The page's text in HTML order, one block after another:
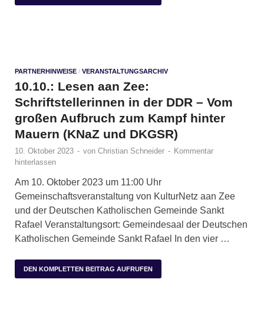
PARTNERHINWEISE / VERANSTALTUNGSARCHIV
10.10.: Lesen aan Zee:
Schriftstellerinnen in der DDR – Vom
großen Aufbruch zum Kampf hinter
Mauern (KNaZ und DKGSR)
10. Oktober 2023 - von Christian Schneider - Kommentar
hinterlassen
Am 10. Oktober 2023 um 11:00 Uhr
Gemeinschaftsveranstaltung von KulturNetz aan Zee
und der Deutschen Katholischen Gemeinde Sankt
Rafael Veranstaltungsort: Gemeindesaal der Deutschen
Katholischen Gemeinde Sankt Rafael In den vier …
DEN KOMPLETTEN BEITRAG AUFRUFEN